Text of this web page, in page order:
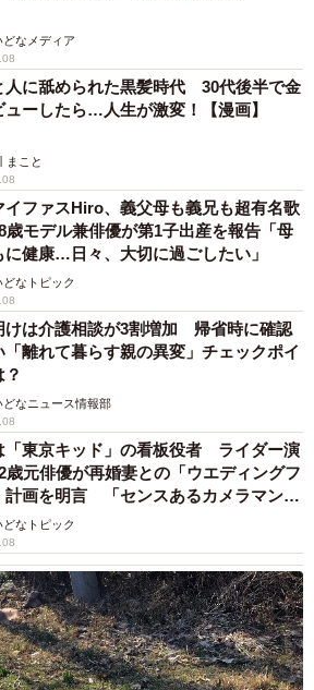
どなメディア
人に舐められた黒髪時代 30代後半で金
ューしたら…人生が激変！【漫画】
まこと
イファスHiro、義父母も義兄も超有名歌
歳モデル兼俳優が第1子出産を報告「母
に健康…日々、大切に過ごしたい」
どなトピック
けは介護相談が3割増加 帰省時に確認
「離れて暮らす親の異変」チェックポイ
？
どなニュース情報部
「東京キッド」の看板役者 ライダー演
歳元俳優が再婚妻との「ウエディングフ
計画を明言 「センスあるカメラマン求
どなトピック